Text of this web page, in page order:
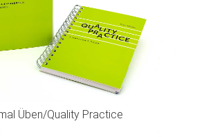
Üben/Quality Practice